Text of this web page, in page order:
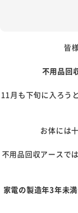
皆
不用品回
11月も下旬に入ろう
お体には
不用品回収アースで
家電の製造年3年未